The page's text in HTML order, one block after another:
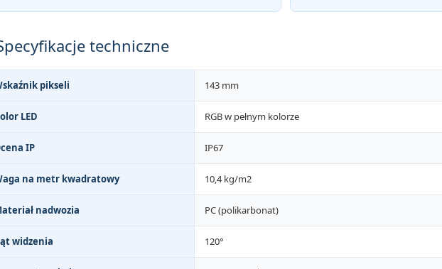
techniczne
pikseli 143 mm
LED RGB w pełnym kolorze
IP IP67
na metr kwadratowy 10,4 kg/m2
nadwozia PC (polikarbonat)
widzenia 120°